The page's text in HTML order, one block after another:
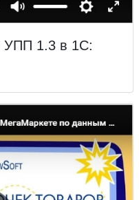
УПП 1.3 в 1С: